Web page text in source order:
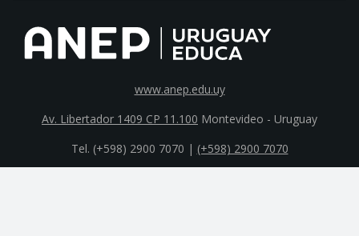
www.anep.edu.uy
Av. Libertador 1409 CP 11.100 Montevideo - Uruguay
Tel. (+598) 2900 7070 | (+598) 2900 7070